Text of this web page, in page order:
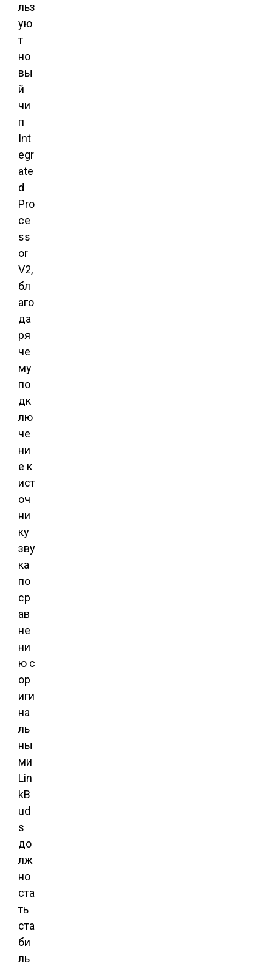
льз
ую
т
но
вы
й
чи
п
Int
egr
ate
d
Pro
ce
ss
or
V2,
бл
аго
да
ря
че
му
по
дк
лю
че
ни
е к
ист
оч
ни
ку
зву
ка
по
ср
ав
не
ни
ю с
ор
иги
на
ль
ны
ми
Lin
kB
ud
s
до
лж
но
ста
ть
ста
би
ль